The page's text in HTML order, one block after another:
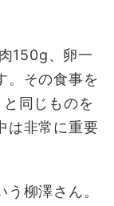
150g、卵一
。その食事を
同じものを
は非常に重要
柳澤さん。